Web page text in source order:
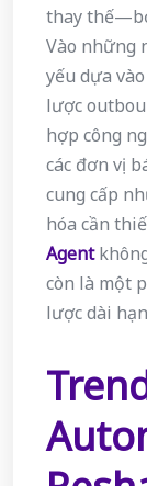
thay
Vào những
yếu dựa
lược
hợp công
các đơn vị
cung cấp
hóa cần
Agent
còn là một
lược dài